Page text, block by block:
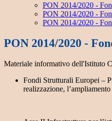
PON 2014/2020 -
PON 2014/2020 -
PON 2014/2020 -
PON 2014/2020 -
Materiale informativo dell'Istituto
Fondi Strutturali Europei –
realizzazione,